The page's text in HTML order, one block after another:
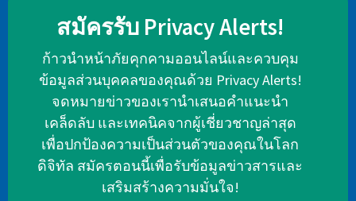
สมัครรับ Privacy Alerts!
ก้าวนำหน้าภัยคุกคามออนไลน์และควบคุม
ข้อมูลส่วนบุคคลของคุณด้วย Privacy Alerts!
จดหมายข่าวของเรานำเสนอคำแนะนำ
เคล็ดลับ และเทคนิคจากผู้เชี่ยวชาญล่าสุด
เพื่อปกป้องความเป็นส่วนตัวของคุณในโลก
ดิจิทัล สมัครตอนนี้เพื่อรับข้อมูลข่าวสารและ
เสริมสร้างความมั่นใจ!